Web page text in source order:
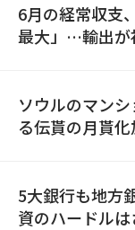
6月の経常収支
最大」…輸出が
ソウルのマン
る伝貰の月貰
5大銀行も地方
資のハードルは